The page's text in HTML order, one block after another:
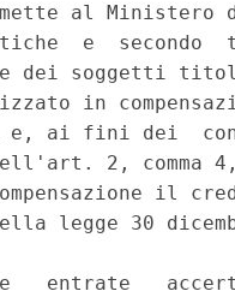
al Ministero
e
e dei soggetti
in
e, ai fini dei
2, comma
il
legge 30
entrate